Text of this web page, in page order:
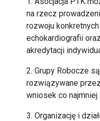
na rzecz
rozwoju
echokardiografii
akredytacji
2. Grupy Robocze
rozwiązywane
wniosek co najmniej
3. Organizację i